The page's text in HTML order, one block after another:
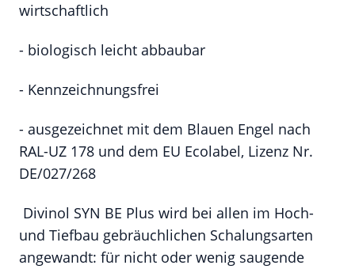
wirtschaftlich
- biologisch leicht abbaubar
- Kennzeichnungsfrei
- ausgezeichnet mit dem Blauen Engel nach
RAL-UZ 178 und dem EU Ecolabel, Lizenz Nr.
DE/027/268
Divinol SYN BE Plus wird bei allen im Hoch-
und Tiefbau gebräuchlichen Schalungsarten
angewandt: für nicht oder wenig saugende